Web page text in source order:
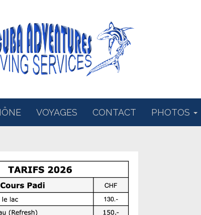
VOYAGES CONTACT PHOTOS